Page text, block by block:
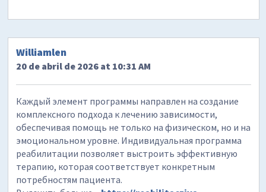
Williamlen
20 de abril de 2026 at 10:31 AM
Каждый элемент программы направлен на создание
комплексного подхода к лечению зависимости,
обеспечивая помощь не только на физическом, но и на
эмоциональном уровне. Индивидуальная программа
реабилитации позволяет выстроить эффективную
терапию, которая соответствует конкретным
потребностям пациента.